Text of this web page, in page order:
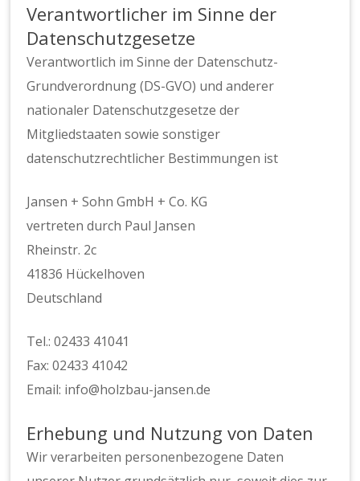
Verantwortlicher im Sinne der
Datenschutzgesetze
Verantwortlich im Sinne der Datenschutz-
Grundverordnung (DS-GVO) und anderer
nationaler Datenschutzgesetze der
Mitgliedstaaten sowie sonstiger
datenschutzrechtlicher Bestimmungen ist
Jansen + Sohn GmbH + Co. KG
vertreten durch Paul Jansen
Rheinstr. 2c
41836 Hückelhoven
Deutschland
Tel.: 02433 41041
Fax: 02433 41042
Email: info@holzbau-jansen.de
Erhebung und Nutzung von Daten
Wir verarbeiten personenbezogene Daten